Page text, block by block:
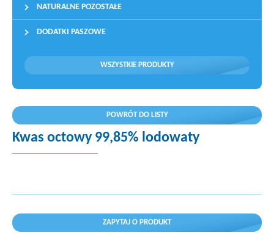
NATURALNE POZOSTAŁE
DODATKI PASZOWE
WSZYSTKIE PRODUKTY
POWRÓT DO LISTY
Kwas octowy 99,85% lodowaty
ZAPYTAJ O PRODUKT